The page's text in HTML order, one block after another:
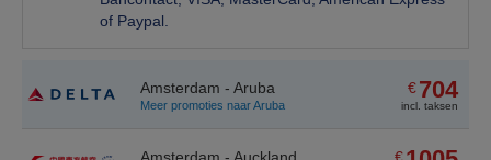
of Paypal.
Amsterdam - Aruba
Meer promoties naar Aruba
€704
incl. taksen
Amsterdam - Auckland €